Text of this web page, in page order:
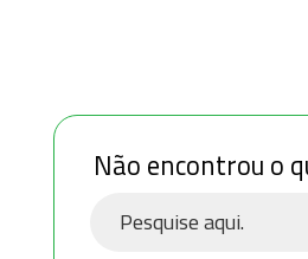
Não encontrou o